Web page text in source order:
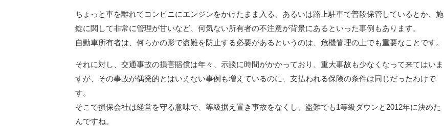
ちょっと車を離れてコンビニにエンジンをかけたまま入る、あるいは路上駐車で普段保管しているとか、施
錠に関して非常に管理が甘いなど、何気ない所有者の不注意が背景にあるといった事例もあります。
自動車所有者は、何らかの形で盗難を防止する必要があるというのは、危機管理の上でも重要なことです。
それに対し、交通事故の損害賠償は年々、示談に時間がかかっており、重大事故も少なくなって来てはいま
すが、その事故が偶発的とはいえない事例も増えているのに、支払われる保険の条件は同じだったわけで
す。
そこで損保会社は経営を守る意味で、等級据え置き事故をなくし、盗難でも1等級ダウンと2012年に決めた
んですね。